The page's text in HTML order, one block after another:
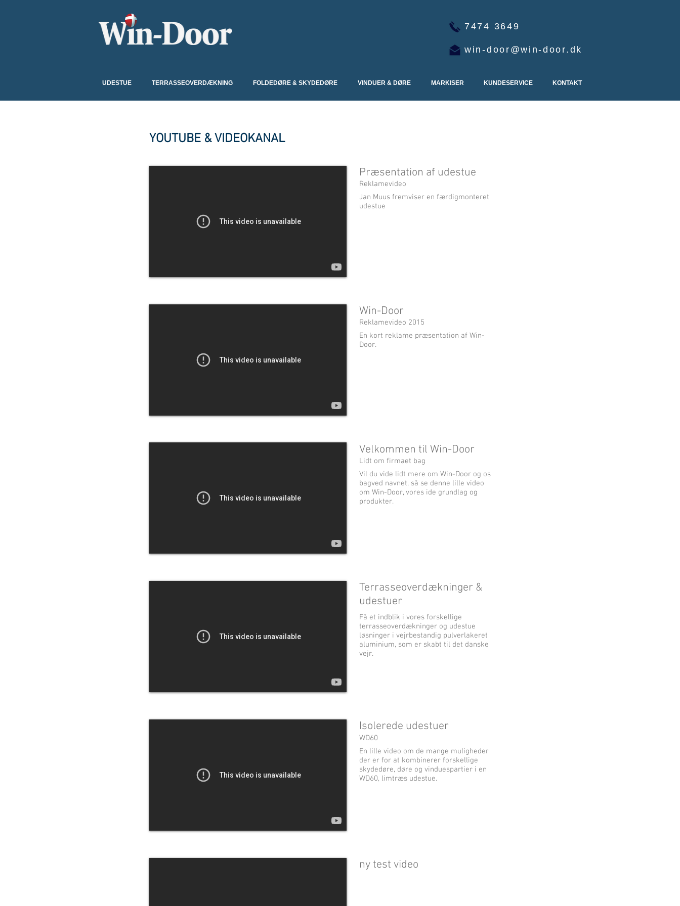
7474 3649
win-door@win-door.dk
UDESTUE TERRASSEOVERDÆKNING FOLDEDØRE & SKYDEDØRE VINDUER & DØRE MARKISER KUNDESERVICE KONTAKT
YOUTUBE & VIDEOKANAL
Præsentation af udestue
Reklamevideo
Jan Muus fremviser en færdigmonteret
udestue
Win-Door
Reklamevideo 2015
En kort reklame præsentation af Win-
Door.
Velkommen til Win-Door
Lidt om firmaet bag
Vil du vide lidt mere om Win-Door og os
bagved navnet, så se denne lille video
om Win-Door, vores ide grundlag og
produkter.
Terrasseoverdækninger &
udestuer
Få et indblik i vores forskellige
terrasseoverdækninger og udestue
løsninger i vejrbestandig pulverlakeret
aluminium, som er skabt til det danske
vejr.
Isolerede udestuer
WD60
En lille video om de mange muligheder
der er for at kombinerer forskellige
skydedøre, døre og vinduespartier i en
WD60, limtræs udestue.
ny test video